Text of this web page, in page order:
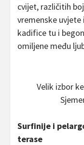
cvijet, različitih
vremenske uvjete
kadifice tu i
omiljene među
Velik izbor
Surfinije i
terase